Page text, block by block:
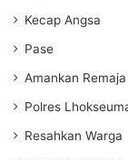
Kecap Angsa
Pase
Amankan
Polres
Resahkan Warga